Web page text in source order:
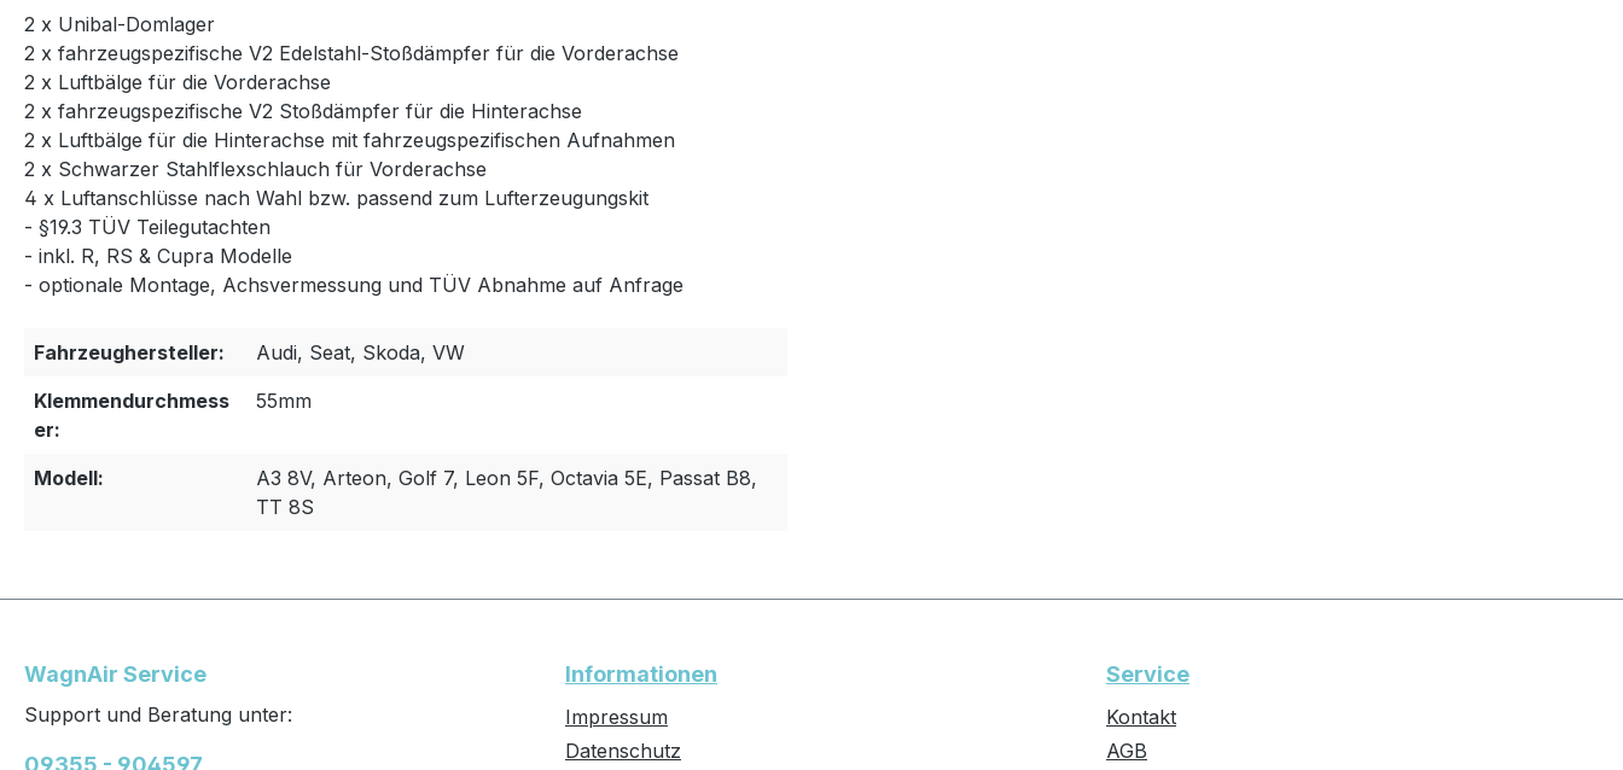
2 x Unibal-Domlager
2 x fahrzeugspezifische V2 Edelstahl-Stoßdämpfer für die Vorderachse
2 x Luftbälge für die Vorderachse
2 x fahrzeugspezifische V2 Stoßdämpfer für die Hinterachse
2 x Luftbälge für die Hinterachse mit fahrzeugspezifischen Aufnahmen
2 x Schwarzer Stahlflexschlauch für Vorderachse
4 x Luftanschlüsse nach Wahl bzw. passend zum Lufterzeugungskit
- §19.3 TÜV Teilegutachten
- inkl. R, RS & Cupra Modelle
- optionale Montage, Achsvermessung und TÜV Abnahme auf Anfrage
Fahrzeughersteller:
Audi, Seat, Skoda, VW
Klemmendurchmess
er:
55mm
Modell:
A3 8V, Arteon, Golf 7, Leon 5F, Octavia 5E, Passat B8,
TT 8S
WagnAir Service
Support und Beratung unter:
Informationen
Impressum
Datenschutz
Service
Kontakt
AGB